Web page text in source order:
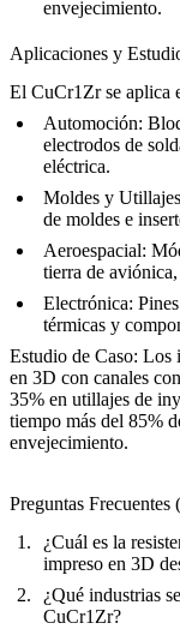
envejecimiento.
Aplicaciones y
El CuCr1Zr se aplica
Automoción:
electrodos de
eléctrica.
Moldes y
de moldes e
Aeroespacial:
tierra de
Electrónica:
térmicas y
Estudio de Caso: Los
en 3D con canales
35% en utillajes de
tiempo más del 85%
envejecimiento.
Preguntas Frecuentes
¿Cuál es la
impreso en 3D
¿Qué industrias
CuCr1Zr?